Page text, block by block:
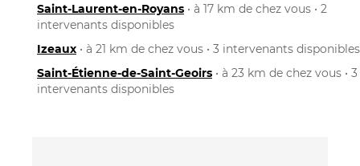
Saint-Laurent-en-Royans • à 17 km de chez vous • 2
intervenants disponibles
Izeaux • à 21 km de chez vous • 3 intervenants disponibles
Saint-Étienne-de-Saint-Geoirs • à 23 km de chez vous • 3
intervenants disponibles